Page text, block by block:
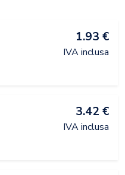
1.93 €
IVA inclusa
3.42 €
IVA inclusa